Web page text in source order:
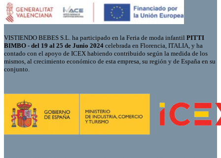
VISTIENDO BEBES S.L. ha participado en la Feria de moda infantil PITTI
BIMBO - del 19 al 25 de Junio 2024 celebrada en Florencia, ITALIA, y ha
contado con el apoyo de ICEX habiendo contribuido según la medida de los
mismos, al crecimiento económico de esta empresa, su región y de España en su
conjunto.